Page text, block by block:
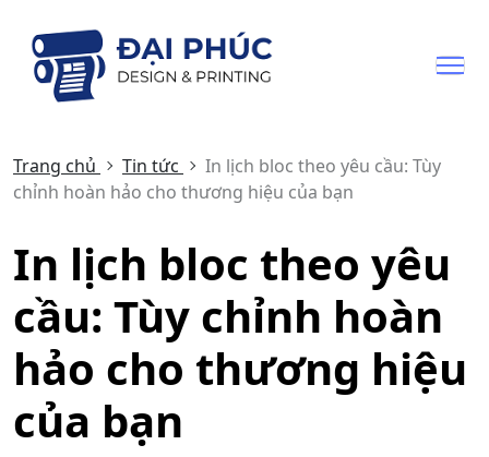
Trang chủ Tin tức
In lịch bloc theo yêu cầu: Tùy
chỉnh hoàn hảo cho thương hiệu của bạn
In lịch bloc theo yêu
cầu: Tùy chỉnh hoàn
hảo cho thương hiệu
của bạn